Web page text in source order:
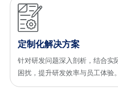
定制化解决方案
针对研发问题深入剖析，结合实
困扰，提升研发效率与员工体验。